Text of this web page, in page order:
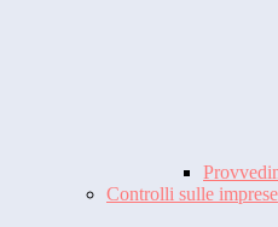
Controlli sulle imprese